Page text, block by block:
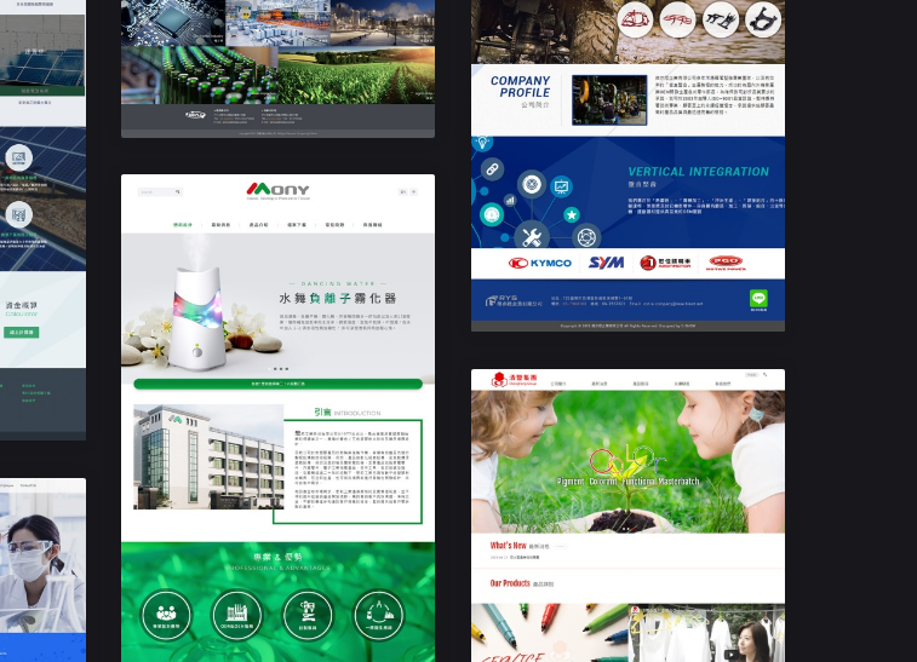
巨曜自動化
響應式企業網站設計
榮亦陞企業
響應式企業網站設計
懋莉工業
響應式RWD公司網站設計